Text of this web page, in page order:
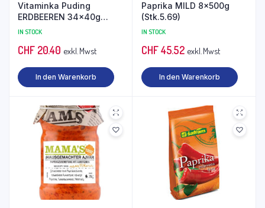
Vitaminka Puding
ERDBEEREN 34x40g
(Stk.0.60)
IN STOCK
CHF20.40 exkl. Mwst
In den Warenkorb
Paprika MILD 8x500g
(Stk.5.69)
IN STOCK
CHF45.52 exkl. Mwst
In den Warenkorb